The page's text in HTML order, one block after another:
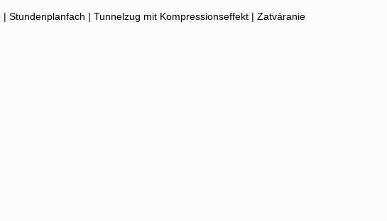
Stundenplanfach | Tunnelzug mit Kompressionseffekt | Zatváranie